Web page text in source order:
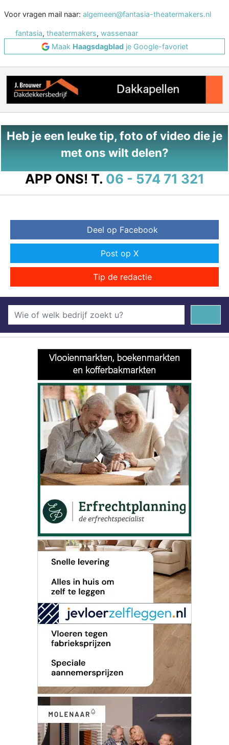
Voor vragen mail naar: algemeen@fantasia-theatermakers.nl
fantasia, theatermakers, wassenaar
Maak Haagsdagbladje Google-favoriet
Heb je een leuke tip, foto of video die je
met ons wilt delen?
APP ONS! T. 06 - 574 71 321
Deel op Facebook
Post op X
Tip de redactie